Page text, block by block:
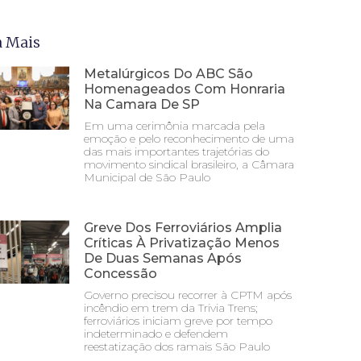
Mais
Metalúrgicos Do ABC São
Homenageados Com Honraria
Na Camara De SP
Em uma cerimônia marcada pela
emoção e pelo reconhecimento de uma
das mais importantes trajetórias do
movimento sindical brasileiro, a Câmara
Municipal de São Paulo
Greve Dos Ferroviários Amplia
Críticas À Privatização Menos
De Duas Semanas Após
Concessão
Governo precisou recorrer à CPTM após
incêndio em trem da Trivia Trens;
ferroviários iniciam greve por tempo
indeterminado e defendem
reestatização dos ramais São Paulo